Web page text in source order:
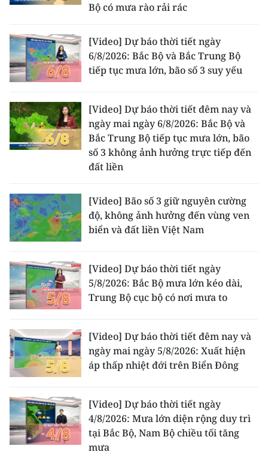
Bộ có mưa rào rải rác
[Video] Dự báo thời tiết ngày
6/8/2026: Bắc Bộ và Bắc Trung Bộ
tiếp tục mưa lớn, bão số 3 suy yếu
[Video] Dự báo thời tiết đêm nay và
ngày mai ngày 6/8/2026: Bắc Bộ và
Bắc Trung Bộ tiếp tục mưa lớn, bão
số 3 không ảnh hưởng trực tiếp đến
đất liền
[Video] Bão số 3 giữ nguyên cường
độ, không ảnh hưởng đến vùng ven
biển và đất liền Việt Nam
[Video] Dự báo thời tiết ngày
5/8/2026: Bắc Bộ mưa lớn kéo dài,
Trung Bộ cục bộ có nơi mưa to
[Video] Dự báo thời tiết đêm nay và
ngày mai ngày 5/8/2026: Xuất hiện
áp thấp nhiệt đới trên Biển Đông
[Video] Dự báo thời tiết ngày
4/8/2026: Mưa lớn diện rộng duy trì
tại Bắc Bộ, Nam Bộ chiều tối tăng
mưa